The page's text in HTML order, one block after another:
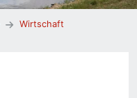
Wirtschaft